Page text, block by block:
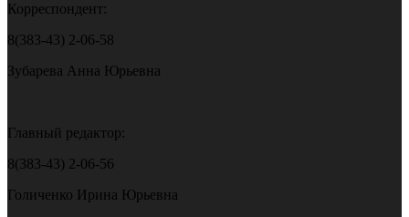
Корреспондент:
8(383-43) 2-06-58
Зубарева Анна Юрьевна
Главный редактор:
8(383-43) 2-06-56
Голиченко Ирина Юрьевна